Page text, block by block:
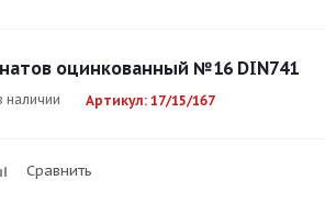
оцинкованный №16 DIN741
наличии Артикул: 17/15/167
Сравнить